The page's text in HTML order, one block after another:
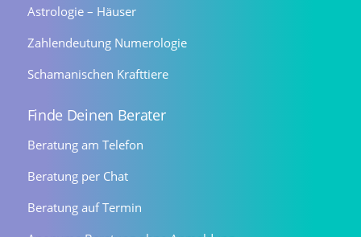
Astrologie – Häuser
Zahlendeutung Numerologie
Schamanischen Krafttiere
Finde Deinen Berater
Beratung am Telefon
Beratung per Chat
Beratung auf Termin